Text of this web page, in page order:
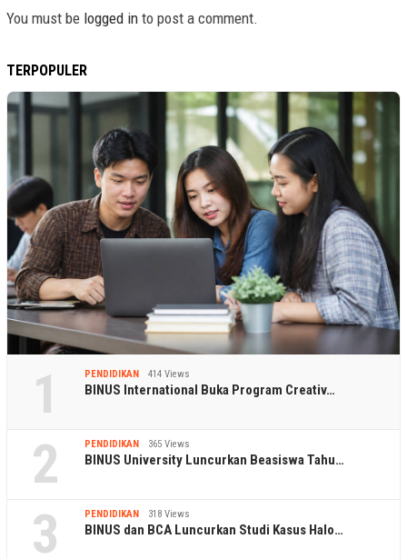
You must be logged in to post a comment.
TERPOPULER
1 PENDIDIKAN 414 Views
BINUS International Buka Program Creativ…
2 PENDIDIKAN 365 Views
BINUS University Luncurkan Beasiswa Tahu…
3 PENDIDIKAN 318 Views
BINUS dan BCA Luncurkan Studi Kasus Halo…